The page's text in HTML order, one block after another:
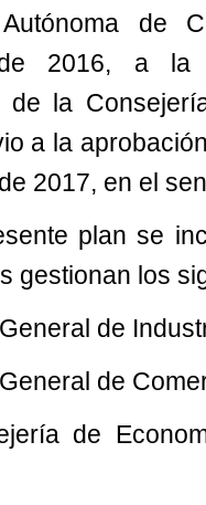
Autónoma de
2016, a la
de la
a la
2017, en el
plan se
gestionan los
de
de
de